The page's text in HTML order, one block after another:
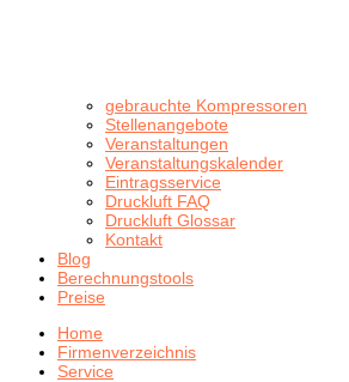
gebrauchte Kompressoren
Stellenangebote
Veranstaltungen
Veranstaltungskalender
Eintragsservice
Druckluft FAQ
Druckluft Glossar
Kontakt
Blog
Berechnungstools
Preise
Home
Firmenverzeichnis
Service